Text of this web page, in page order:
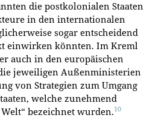
die postkolonialen Staaten
in den internationalen
sogar entscheidend
einwirken könnten. Im Kreml
auch in den europäischen
jeweiligen Außenministerien
von Strategien zum Umgang
welche zunehmend
bezeichnet wurden.10